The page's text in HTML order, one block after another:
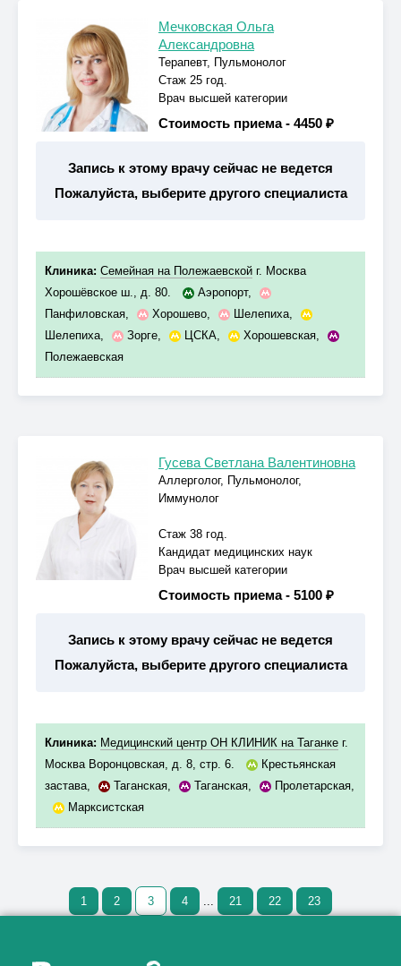
Мечковская Ольга
Александровна
Терапевт, Пульмонолог
Стаж 25 год.
Врач высшей категории
Стоимость приема - 4450 ₽
Запись к этому врачу сейчас не ведется
Пожалуйста, выберите другого специалиста
Клиника: Семейная на Полежаевской г. Москва
Хорошёвское ш., д. 80.
Аэропорт,
Панфиловская, Хорошево, Шелепиха,
Шелепиха, Зорге, ЦСКА, Хорошевская,
Полежаевская
Гусева Светлана Валентиновна
Аллерголог, Пульмонолог,
Иммунолог
Стаж 38 год.
Кандидат медицинских наук
Врач высшей категории
Стоимость приема - 5100 ₽
Запись к этому врачу сейчас не ведется
Пожалуйста, выберите другого специалиста
Клиника: Медицинский центр ОН КЛИНИК на Таганке г.
Москва Воронцовская, д. 8, стр. 6.
Крестьянская
застава, Таганская, Таганская, Пролетарская,
Марксистская
1 2 3 4 ... 21 22 23